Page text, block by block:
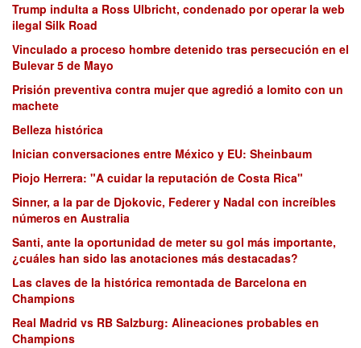
Trump indulta a Ross Ulbricht, condenado por operar la web
ilegal Silk Road
Vinculado a proceso hombre detenido tras persecución en el
Bulevar 5 de Mayo
Prisión preventiva contra mujer que agredió a lomito con un
machete
Belleza histórica
Inician conversaciones entre México y EU: Sheinbaum
Piojo Herrera: "A cuidar la reputación de Costa Rica"
Sinner, a la par de Djokovic, Federer y Nadal con increíbles
números en Australia
Santi, ante la oportunidad de meter su gol más importante,
¿cuáles han sido las anotaciones más destacadas?
Las claves de la histórica remontada de Barcelona en
Champions
Real Madrid vs RB Salzburg: Alineaciones probables en
Champions